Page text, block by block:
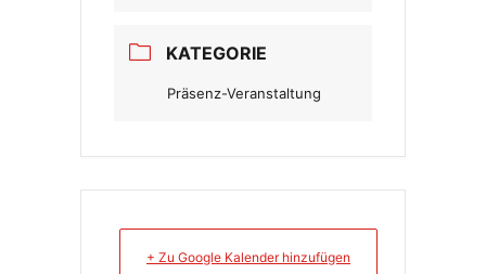
KATEGORIE
Präsenz-Veranstaltung
+ Zu Google Kalender hinzufügen